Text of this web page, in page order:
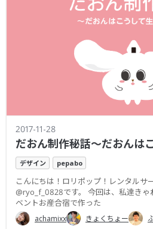
2017-11-28
だおん制作秘話〜だおんは
デザイン pepabo
こんにちは！ロリポップ！レンタルサ
@ryo_f_0828です。 今回は、私達き
ベントお産合宿で作った
achamixx きょくちょー